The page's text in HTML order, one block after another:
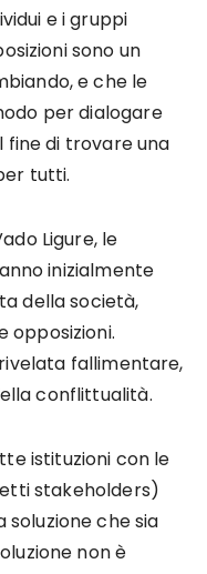
e i gruppi
sono un
e che le
per dialogare
fine di trovare una
tutti.
Ligure, le
inizialmente
della società,
opposizioni.
fallimentare,
conflittualità.
istituzioni con le
stakeholders)
che sia
non è